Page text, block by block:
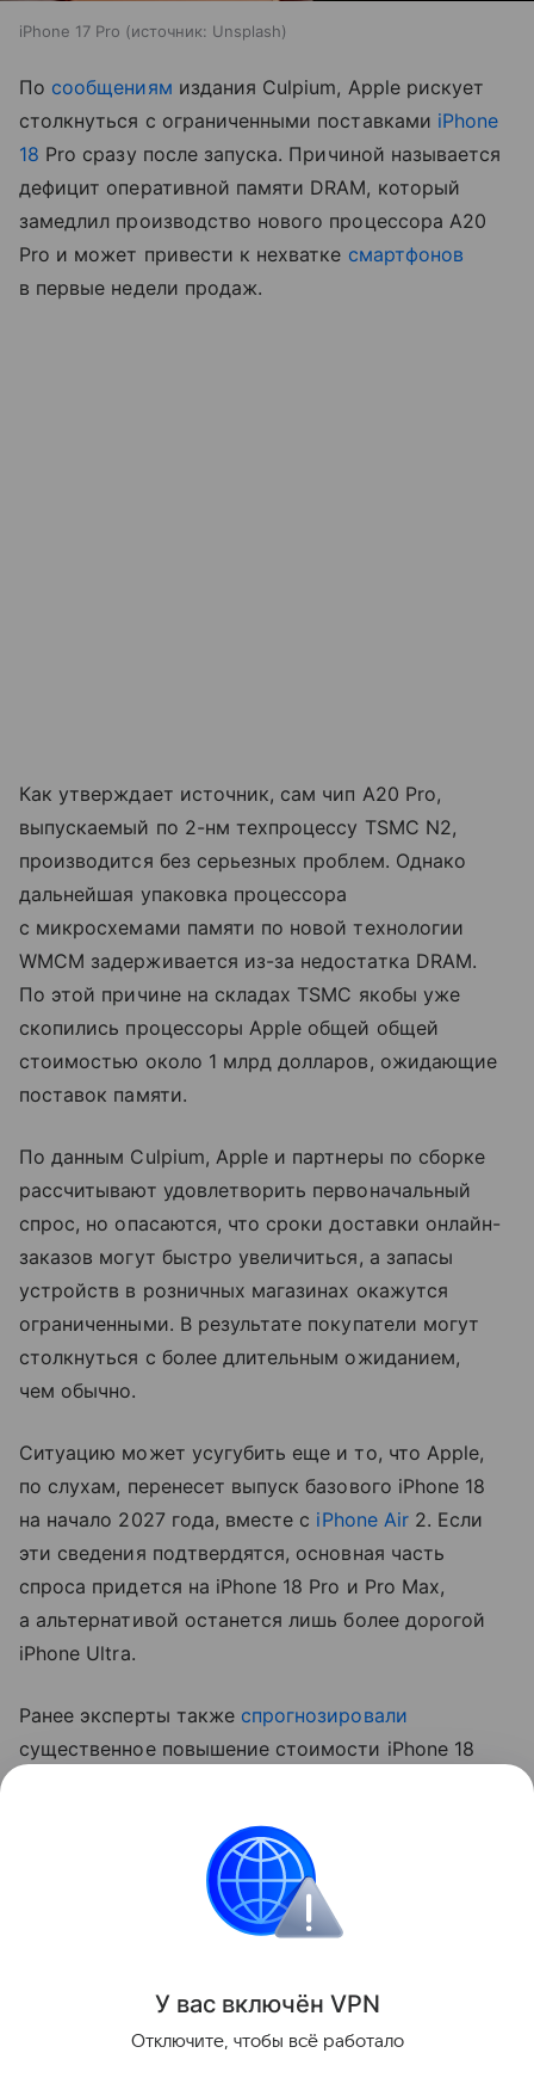
iPhone 17 Pro источник: Unsplash
По сообщениям издания Culpium, Apple рискует
столкнуться с ограниченными поставками iPhone
18 Pro сразу после запуска. Причиной называется
дефицит оперативной памяти DRAM, который
замедлил производство нового процессора A20
Pro и может привести к нехватке смартфонов
в первые недели продаж.
Как утверждает источник, сам чип A20 Pro,
выпускаемый по 2-нм техпроцессу TSMC N2,
производится без серьезных проблем. Однако
дальнейшая упаковка процессора
с микросхемами памяти по новой технологии
WMCM задерживается из-за недостатка DRAM.
По этой причине на складах TSMC якобы уже
скопились процессоры Apple общей общей
стоимостью около 1 млрд долларов, ожидающие
поставок памяти.
По данным Culpium, Apple и партнеры по сборке
рассчитывают удовлетворить первоначальный
спрос, но опасаются, что сроки доставки онлайн-
заказов могут быстро увеличиться, а запасы
устройств в розничных магазинах окажутся
ограниченными. В результате покупатели могут
столкнуться с более длительным ожиданием,
чем обычно.
Ситуацию может усугубить еще и то, что Apple,
по слухам, перенесет выпуск базового iPhone 18
на начало 2027 года, вместе с iPhone Air2. Если
эти сведения подтвердятся, основная часть
спроса придется на iPhone 18 Pro и Pro Max,
а альтернативой останется лишь более дорогой
iPhone Ultra.
Ранее эксперты также спрогнозировали
существенное повышение стоимости iPhone 18
Поделиться
У вас включён VPN
Отключите, чтобы всё работало